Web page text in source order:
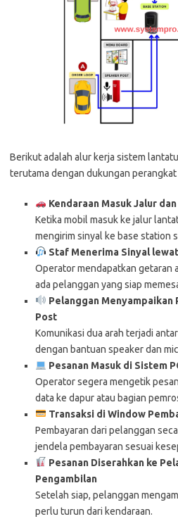
Berikut adalah alur kerja sistem
terutama dengan dukungan perangkat
Kendaraan Masuk Jalur
Ketika mobil masuk ke jalur
mengirim sinyal ke base station
Staf Menerima Sinyal
Operator mendapatkan getaran
ada pelanggan yang siap
Pelanggan Menyampaikan
Post
Komunikasi dua arah terjadi
dengan bantuan speaker dan
Pesanan Masuk di Sistem
Operator segera mengetik
data ke dapur atau bagian
Transaksi di Window
Pembayaran dari pelanggan
jendela pembayaran sesuai
Pesanan Diserahkan ke
Pengambilan
Setelah siap, pelanggan
perlu turun dari kendaraan.